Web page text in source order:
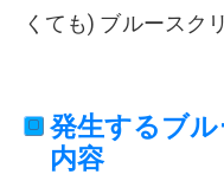
くても) ブルースク
発生するブ
内容